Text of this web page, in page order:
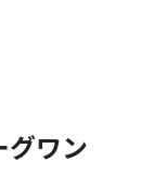
グワン